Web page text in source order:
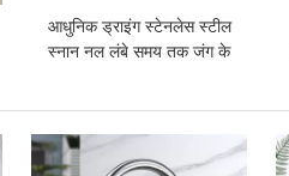
आधुनिक ड्राइंग स्टेनलेस स्टील
स्नान नल लंबे समय तक जंग के
सबसे अच्छी कीमत